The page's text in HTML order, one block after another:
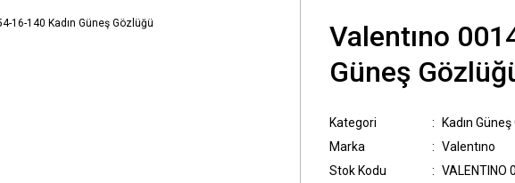
Valentıno
Güneş
Kategori
Kadın
Marka
Valentıno
Stok Kodu
VALENTINO